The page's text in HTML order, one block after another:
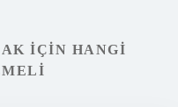
IÇIN HANGI